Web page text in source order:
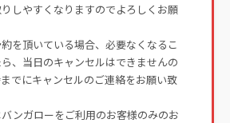
しやすくなりますのでよろしくお願
を頂いている場合、必要なくなるこ
、当日のキャンセルはできませんの
でにキャンセルのご連絡をお願い致
ンガローをご利用のお客様のみのお